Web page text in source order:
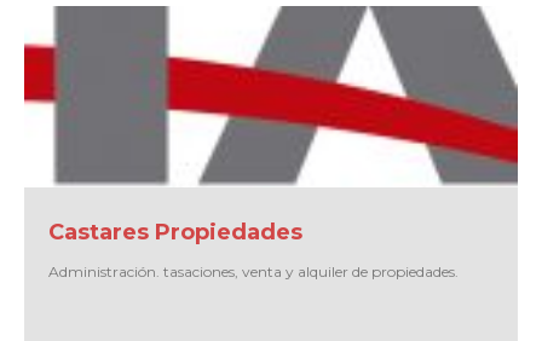
Castares Propiedades
Administración. tasaciones, venta y alquiler de propiedades.